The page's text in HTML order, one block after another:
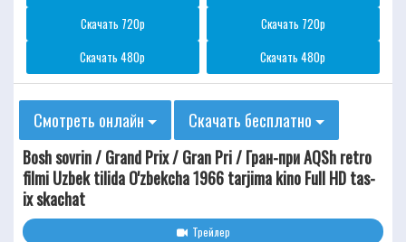
Скачать 720p
Скачать 720p
Скачать 480p
Скачать 480p
Смотреть онлайн
Скачать бесплатно
Bosh sovrin / Grand Prix / Gran Pri / Гран-при AQSh retro
filmi Uzbek tilida O'zbekcha 1966 tarjima kino Full HD tas-
ix skachat
Трейлер